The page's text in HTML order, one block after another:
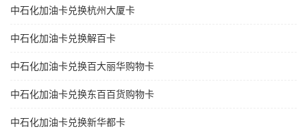
中石化加油卡兑换杭州大厦卡
中石化加油卡兑换解百卡
中石化加油卡兑换百大丽华购物卡
中石化加油卡兑换东百百货购物卡
中石化加油卡兑换新华都卡